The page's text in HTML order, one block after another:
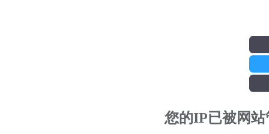
您的IP已被网